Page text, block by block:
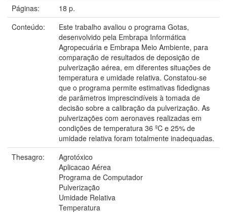
Páginas:
18 p.
Conteúdo:
Este trabalho avaliou o programa Gotas,
desenvolvido pela Embrapa Informática
Agropecuária e Embrapa Meio Ambiente, para
comparação de resultados de deposição de
pulverização aérea, em diferentes situações de
temperatura e umidade relativa. Constatou-se
que o programa permite estimativas fidedignas
de parâmetros imprescindíveis à tomada de
decisão sobre a calibração da pulverização. As
pulverizações com aeronaves realizadas em
condições de temperatura 36 ºC e 25% de
umidade relativa foram totalmente inadequadas.
Thesagro:
Agrotóxico
Aplicacao Aérea
Programa de Computador
Pulverização
Umidade Relativa
Temperatura